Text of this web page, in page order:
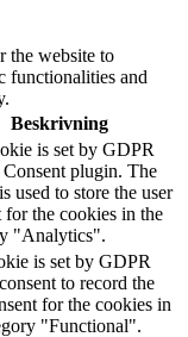
the website to
functionalities and
Beskrivning
is set by GDPR
plugin. The
used to store the user
for the cookies in the
"Analytics".
is set by GDPR
to record the
for the cookies in
"Functional".